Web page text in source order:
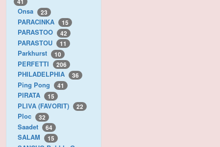
Onsa 23
PARACINKA 15
PARASTOO 42
PARASTOU 11
Parkhurst 10
PERFETTI 206
PHILADELPHIA 36
Ping Pong 41
PIRATA 15
PLIVA (FAVORIT) 22
Ploc 32
Saadet 64
SALAM 15